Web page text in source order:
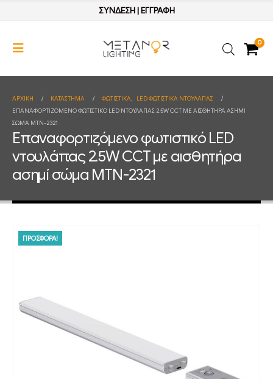
ΣΥΝΔΕΣΗ| ΕΓΓΡΑΦΗ
0
ΑΡΧΙΚΉ ΚΑΤΆΣΤΗΜΑ ΦΩΤΙΣΤΙΚΑ,
LED ΦΩΤΙΣΤΙΚΑ ΝΤΟΥΛΑΠΑΣ
ΕΠΑΝΑΦΟΡΤΙΖΌΜΕΝΟ ΦΩΤΙΣΤΙΚΌ LED ΝΤΟΥΛΆΠΑΣ 2.5W CCT ΜΕ ΑΙΣΘΗΤΉΡΑ ΑΣΗΜΊ
ΣΏΜΑ MTN-2321
Επαναφορτιζόμενο φωτιστικό LED
ντουλάπας 2.5W CCT με αισθητήρα
ασημί σώμα MTN-2321
ΠΡΟΣΦΟΡΑ!